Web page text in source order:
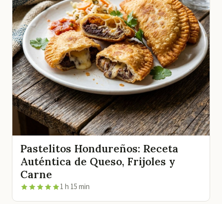
Pastelitos Hondureños: Receta
Auténtica de Queso, Frijoles y
Carne
1 h 15 min